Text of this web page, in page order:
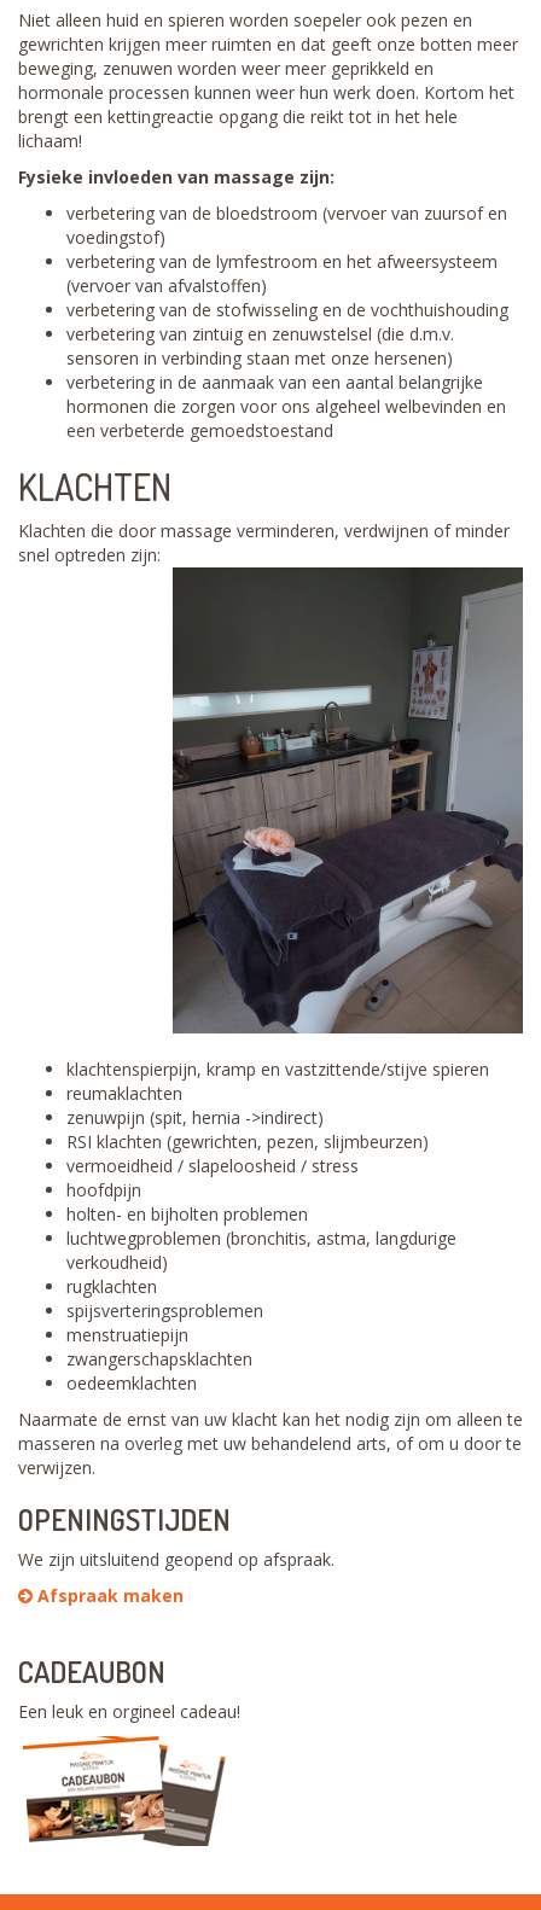
Niet alleen huid en spieren worden soepeler ook pezen en
gewrichten krijgen meer ruimten en dat geeft onze botten meer
beweging, zenuwen worden weer meer geprikkeld en
hormonale processen kunnen weer hun werk doen. Kortom het
brengt een kettingreactie opgang die reikt tot in het hele
lichaam!
Fysieke invloeden van massage zijn:
verbetering van de bloedstroom (vervoer van zuursof en
voedingstof)
verbetering van de lymfestroom en het afweersysteem
(vervoer van afvalstoffen)
verbetering van de stofwisseling en de vochthuishouding
verbetering van zintuig en zenuwstelsel (die d.m.v.
sensoren in verbinding staan met onze hersenen)
verbetering in de aanmaak van een aantal belangrijke
hormonen die zorgen voor ons algeheel welbevinden en
een verbeterde gemoedstoestand
KLACHTEN
Klachten die door massage verminderen, verdwijnen of minder
snel optreden zijn:
klachtenspierpijn, kramp en vastzittende/stijve spieren
reumaklachten
zenuwpijn (spit, hernia ->indirect)
RSI klachten (gewrichten, pezen, slijmbeurzen)
vermoeidheid / slapeloosheid / stress
hoofdpijn
holten- en bijholten problemen
luchtwegproblemen (bronchitis, astma, langdurige
verkoudheid)
rugklachten
spijsverteringsproblemen
menstruatiepijn
zwangerschapsklachten
oedeemklachten
Naarmate de ernst van uw klacht kan het nodig zijn om alleen te
masseren na overleg met uw behandelend arts, of om u door te
verwijzen.
OPENINGSTIJDEN
We zijn uitsluitend geopend op afspraak.
Afspraak maken
CADEAUBON
Een leuk en orgineel cadeau!